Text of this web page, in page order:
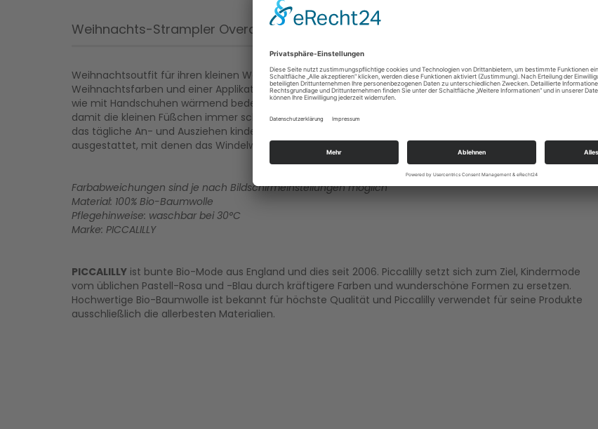
Weihnachts-Strampler Overall LEBKUCHENMANN von PICCALILLY
Weihnachtsoutfit für ihren kleinen Weihnachtswichtel mit All-over-Streifenmuster in den klassischen
Weihnachtsfarben und einer Applikation vorne. Die umklappbaren Handteile können auf Wunsch die Hände
wie mit Handschuhen wärmend bedecken. Mit dem Bündchenumschlag wird der Overall zum Strampler -
damit die kleinen Füßchen immer schön warm bleiben. Durch den praktischen Schlupfausschnitt gelingt
das tägliche An- und Ausziehen kinderleicht. Im Schrittbereich ist der Langarm-Overall mit Druckknöpfen
ausgestattet, mit denen das Windelwechseln schnell und einfach gelingt.
Farbabweichungen sind je nach Bildschirmeinstellungen möglich
Material: 100% Bio-Baumwolle
Pflegehinweise: waschbar bei 30°C
Marke: PICCALILLY
PICCALILLY ist bunte Bio-Mode aus England und dies seit 2006. Piccalilly setzt sich zum Ziel, Kindermode
vom üblichen Pastell-Rosa und -Blau durch kräftigere Farben und wunderschöne Formen zu ersetzen.
Hochwertige Bio-Baumwolle ist bekannt für höchste Qualität und Piccalilly verwendet für seine Produkte
ausschließlich die allerbesten Materialien.